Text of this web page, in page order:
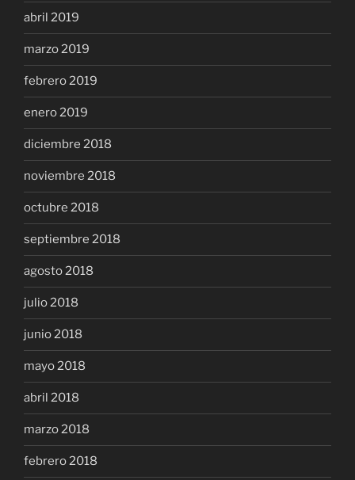
abril 2019
marzo 2019
febrero 2019
enero 2019
diciembre 2018
noviembre 2018
octubre 2018
septiembre 2018
agosto 2018
julio 2018
junio 2018
mayo 2018
abril 2018
marzo 2018
febrero 2018